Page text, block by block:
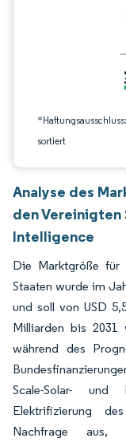
sortiert
Analyse des
den Vereinigten
Intelligence
Die Marktgröße für
Staaten wurde im
und soll von USD
Milliarden bis
während des
Scale-Solar-
Elektrifizierung
Nachfrage aus,